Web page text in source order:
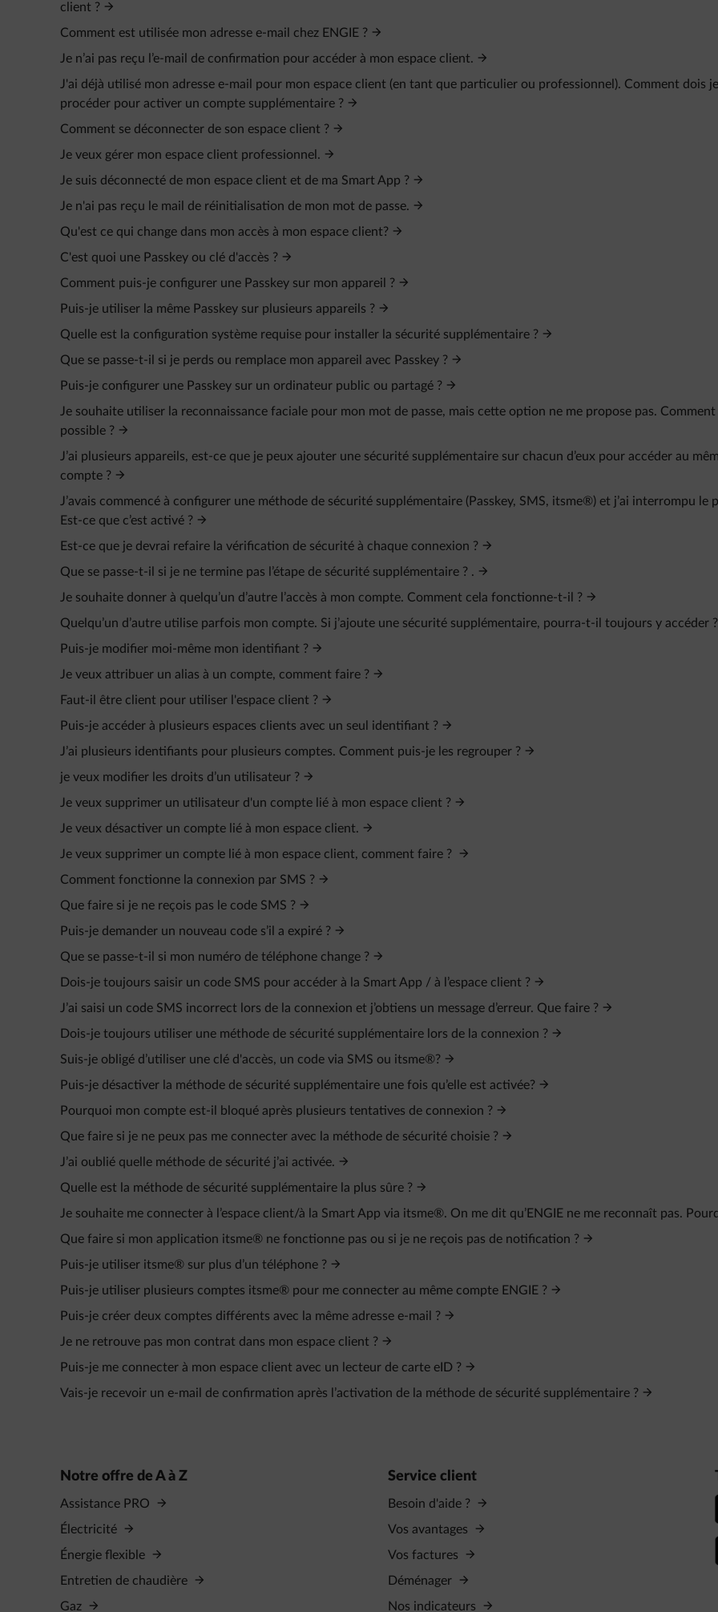
client ?
Comment est utilisée mon adresse e-mail chez ENGIE ?
Je n’ai pas reçu l’e‑mail de confirmation pour accéder à mon espace client.
J'ai déjà utilisé mon adresse e-mail pour mon espace client (en tant que particulier ou professionnel). Comment dois je
procéder pour activer un compte supplémentaire ?
Comment se déconnecter de son espace client ?
Je veux gérer mon espace client professionnel.
Je suis déconnecté de mon espace client et de ma Smart App ?
Je n'ai pas reçu le mail de réinitialisation de mon mot de passe.
Qu'est ce qui change dans mon accès à mon espace client?
C'est quoi une Passkey ou clé d'accès ?
Comment puis-je configurer une Passkey sur mon appareil ?
Puis-je utiliser la même Passkey sur plusieurs appareils ?
Quelle est la configuration système requise pour installer la sécurité supplémentaire ?
Que se passe-t-il si je perds ou remplace mon appareil avec Passkey ?
Puis-je configurer une Passkey sur un ordinateur public ou partagé ?
Je souhaite utiliser la reconnaissance faciale pour mon mot de passe, mais cette option ne me propose pas.
possible ?
J’ai plusieurs appareils, est-ce que je peux ajouter une sécurité supplémentaire sur chacun d’eux pour accéder au
compte ?
J’avais commencé à configurer une méthode de sécurité supplémentaire (Passkey, SMS, itsme®) et j’ai interrompu le
Est-ce que c’est activé ?
Est-ce que je devrai refaire la vérification de sécurité à chaque connexion ?
Que se passe-t-il si je ne termine pas l’étape de sécurité supplémentaire ? .
Je souhaite donner à quelqu’un d’autre l’accès à mon compte. Comment cela fonctionne-t-il ?
Quelqu’un d’autre utilise parfois mon compte. Si j’ajoute une sécurité supplémentaire, pourra-t-il toujours y accéder ?
Puis-je modifier moi-même mon identifiant ?
Je veux attribuer un alias à un compte, comment faire ?
Faut-il être client pour utiliser l'espace client ?
Puis-je accéder à plusieurs espaces clients avec un seul identifiant ?
J’ai plusieurs identifiants pour plusieurs comptes. Comment puis-je les regrouper ?
je veux modifier les droits d’un utilisateur ?
Je veux supprimer un utilisateur d'un compte lié à mon espace client ?
Je veux désactiver un compte lié à mon espace client.
Je veux supprimer un compte lié à mon espace client, comment faire ?
Comment fonctionne la connexion par SMS ?
Que faire si je ne reçois pas le code SMS ?
Puis-je demander un nouveau code s’il a expiré ?
Que se passe-t-il si mon numéro de téléphone change ?
Dois-je toujours saisir un code SMS pour accéder à la Smart App / à l’espace client ?
J’ai saisi un code SMS incorrect lors de la connexion et j’obtiens un message d’erreur. Que faire ?
Dois-je toujours utiliser une méthode de sécurité supplémentaire lors de la connexion ?
Suis-je obligé d’utiliser une clé d'accès, un code via SMS ou itsme®?
Puis-je désactiver la méthode de sécurité supplémentaire une fois qu’elle est activée?
Pourquoi mon compte est-il bloqué après plusieurs tentatives de connexion ?
Que faire si je ne peux pas me connecter avec la méthode de sécurité choisie ?
J’ai oublié quelle méthode de sécurité j’ai activée.
Quelle est la méthode de sécurité supplémentaire la plus sûre ?
Je souhaite me connecter à l’espace client/à la Smart App via itsme®. On me dit qu’ENGIE ne me reconnaît pas.
Que faire si mon application itsme® ne fonctionne pas ou si je ne reçois pas de notification ?
Puis-je utiliser itsme® sur plus d’un téléphone ?
Puis-je utiliser plusieurs comptes itsme® pour me connecter au même compte ENGIE ?
Puis-je créer deux comptes différents avec la même adresse e‑mail ?
Je ne retrouve pas mon contrat dans mon espace client ?
Puis-je me connecter à mon espace client avec un lecteur de carte eID ?
Vais-je recevoir un e‑mail de confirmation après l’activation de la méthode de sécurité supplémentaire ?
Notre offre de A à Z
Assistance PRO
Électricité
Énergie flexible
Entretien de chaudière
Gaz
Service client
Besoin d'aide ?
Vos avantages
Vos factures
Déménager
Nos indicateurs